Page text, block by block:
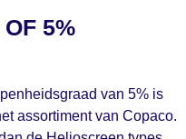
5%
van 5% is
assortiment van Copaco.